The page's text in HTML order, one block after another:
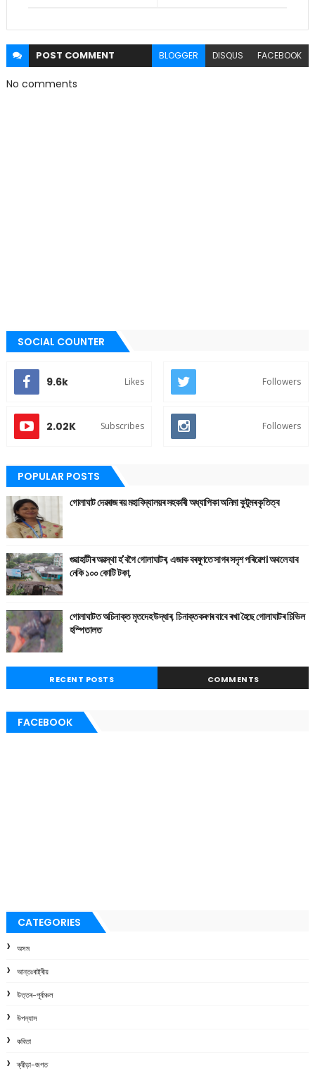
POST COMMENT BLOGGER DISQUS FACEBOOK
No comments
SOCIAL COUNTER
9.6k Likes Followers
2.02K Subscribes Followers
POPULAR POSTS
গোলাঘাট দেৱৰাজ ৰয় মহাবিদ্যালয়ৰ সহকাৰী অধ্যাপিকা অনিমা কুটুমৰ কৃতিত্ব
গুৱাহাটীৰ অৱস্থা হ'বগৈ গোলাঘাটৰ, এজাক বৰষুণতে সাগৰ সদৃশ পৰিৱেশ। অথলে যাব
নেকি ১০০ কোটি টকা,
গোলাঘাটত অচিনাক্ত মৃতদেহ উদ্ধাৰ, চিনাক্তকৰণৰ বাবে ৰখা হৈছে গোলাঘাটৰ চিভিল
হস্পিতালত
RECENT POSTS COMMENTS
FACEBOOK
CATEGORIES
অসম
আন্তঃৰাষ্ট্ৰীয়
উত্তৰ-পূৰ্বাঞ্চল
উপন্যাস
কবিতা
ক্রীড়া-জগত